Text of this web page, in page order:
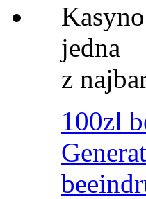
jedna
z
100zl